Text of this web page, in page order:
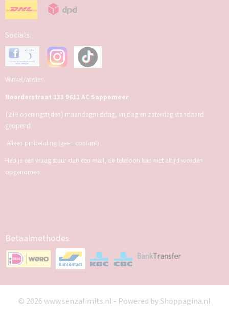
Socials:
Winkel/atelier:
Noorderstraat 133 9611 AC Sappemeer
(zie openingstijden) maandagmiddag, vrijdag en zaterdag standaard
geopend
Alleen pinbetaling (geen contant)
Heb je een vraag stuur dan een mail, de telefoon kan niet altijd worden
opgenomen
Betaalmethodes
© 2026 www.senzalimits.nl - Powered by Shoppagina.nl